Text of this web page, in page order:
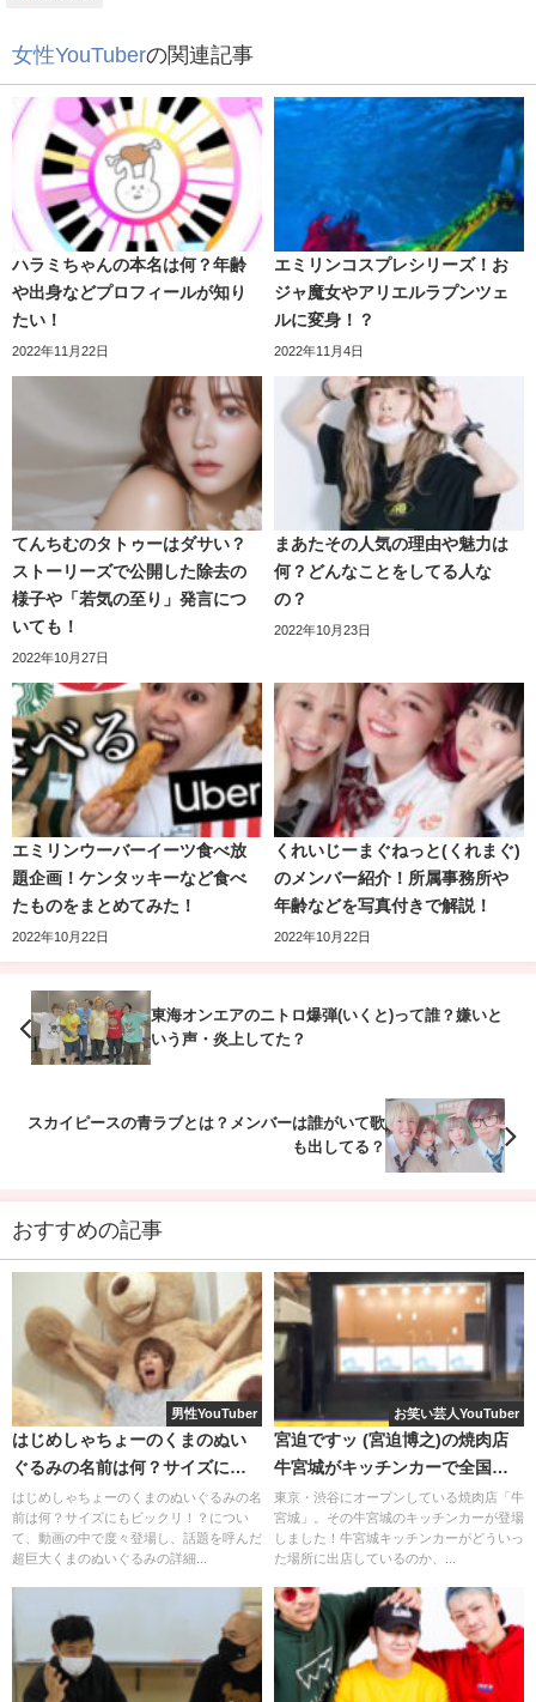
また恋愛相談動画も投稿しており
視聴者は好評なシリーズとなっているようです。
視聴者からもらったコメントに一問一答で答えていきま
す。
コメントに向かい合いながらもゆる～く答えていくまあた
そ。
そんなまあたそに視聴者からは共感の声や賛同の声が上が
まあたその本名
まあたその本名は 寺見まどかというそうです。
も画像が出ているので
言い合いの後でこんな感じなったんだけどこれ俺が
空気読めてないの？ 和ますためにやってて俺以外の
人なら分かるらしいんだけど
pic.twitter.com/SJFpIEYo46
— たあさん (@ta_71591) October 10, 2014
名前については、動画内でも言及しています。
もともとともか という名前だったそうですが、
まあたそのお母さんがおばあちゃんに名前の報告をしたと
女性YouTuberの関連記事
ハラミちゃんの本名は何？年齢
や出身などプロフィールが知り
たい！
2022年11月22日
エミリンコスプレシリーズ！お
ジャ魔女やアリエルラプンツェ
ルに変身！？
2022年11月4日
てんちむのタトゥーはダサい？
ストーリーズで公開した除去の
様子や「若気の至り」発言につ
いても！
2022年10月27日
まあたその人気の理由や魅力は
何？どんなことをしてる人な
の？
2022年10月23日
エミリンウーバーイーツ食べ放
題企画！ケンタッキーなど食べ
たものをまとめてみた！
2022年10月22日
くれいじーまぐねっと(くれまぐ)
のメンバー紹介！所属事務所や
年齢などを写真付きで解説！
2022年10月22日
東海オンエアのニトロ爆弾(いくと)って誰？嫌いと
いう声・炎上してた？
スカイピースの青ラブとは？メンバーは誰がいて歌
も出してる？
おすすめの記事
男性YouTuber
はじめしゃちょーのくまのぬい
ぐるみの名前は何？サイズにも
ビックリ！？
はじめしゃちょーのくまのぬいぐるみの名
前は何？サイズにもビックリ！？につい
て、動画の中で度々登場し、話題を呼んだ
超巨大くまのぬいぐるみの詳細...
お笑い芸人YouTuber
宮迫ですッ (宮迫博之)の焼肉店
牛宮城がキッチンカーで全国展
開！？出店する場所はどこ？
東京・渋谷にオープンしている焼肉店「牛
宮城」。その牛宮城のキッチンカーが登場
しました！牛宮城キッチンカーがどういっ
た場所に出店しているのか、...